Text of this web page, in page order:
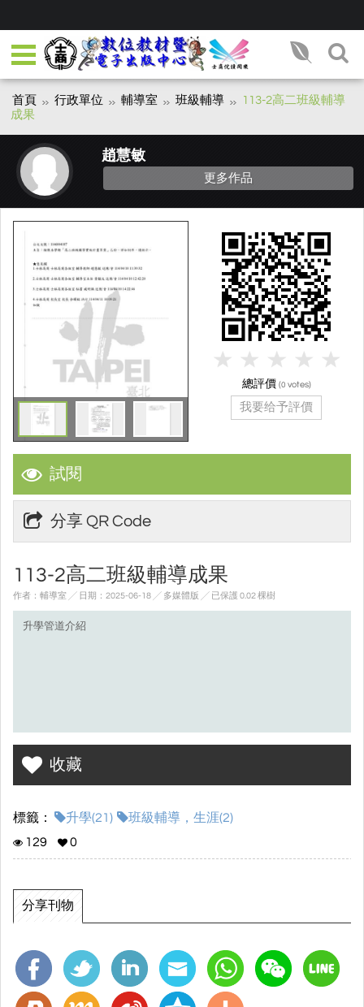
首頁 行政單位 輔導室 班級輔導
113-2高二班級輔導
成果
趙慧敏
更多作品
試閱
分享 QR Code
113-2高二班級輔導成果
作者：輔導室 ╱ 日期：2025-06-18 ╱ 多媒體版 ╱ 已保護 0.02 棵樹
升學管道介紹
收藏
標籤： 升學(21)
班級輔導，生涯(2)
129
0
分享刊物
總評價 (0 votes)
我要给予評價